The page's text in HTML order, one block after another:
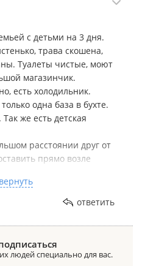
с детьми на 3 дня.
трава скошена,
Туалеты чистые, моют
магазинчик.
есть холодильник.
одна база в бухте.
же есть детская
расстоянии друг от
прямо возле
Идти недалеко,
ответить
людей специально для вас.